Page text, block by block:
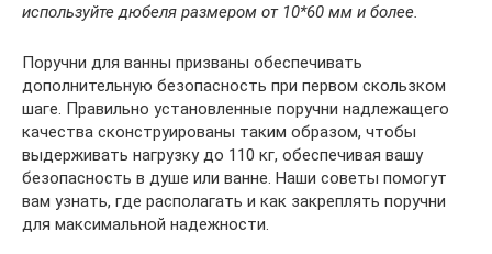
используйте дюбеля размером от 10*60 мм и более.
Поручни для ванны призваны обеспечивать
дополнительную безопасность при первом скользком
шаге. Правильно установленные поручни надлежащего
качества сконструированы таким образом, чтобы
выдерживать нагрузку до 110 кг, обеспечивая вашу
безопасность в душе или ванне. Наши советы помогут
вам узнать, где располагать и как закреплять поручни
для максимальной надежности.